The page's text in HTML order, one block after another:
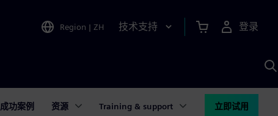
Region | ZH 技术支持 登录
成功案例 资源 Training & support 立即试用